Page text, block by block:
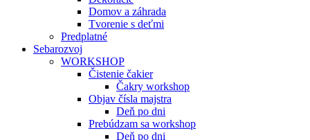
Domov a záhrada
Tvorenie s deťmi
Predplatné
Sebarozvoj
WORKSHOP
Čistenie čakier
Čakry workshop
Objav čísla majstra
Deň po dni
Prebúdzam sa workshop
Deň po dni